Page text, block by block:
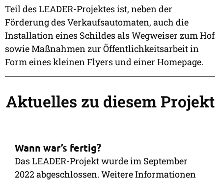
Teil des LEADER-Projektes ist, neben der
Förderung des Verkaufsautomaten, auch die
Installation eines Schildes als Wegweiser zum Hof
sowie Maßnahmen zur Öffentlichkeitsarbeit in
Form eines kleinen Flyers und einer Homepage.
Aktuelles zu diesem Projekt
Wann war’s fertig?
Das LEADER-Projekt wurde im September
2022 abgeschlossen. Weitere Informationen